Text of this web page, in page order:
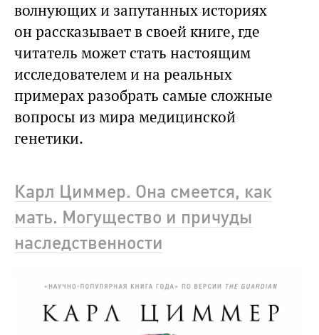
волнующих и запутанных историях
он рассказывает в своей книге, где
читатель может стать настоящим
исследователем и на реальных
примерах разобрать самые сложные
вопросы из мира медицинской
генетики.
Карл Циммер. Она смеется, как
мать. Могущество и причуды
наследственности